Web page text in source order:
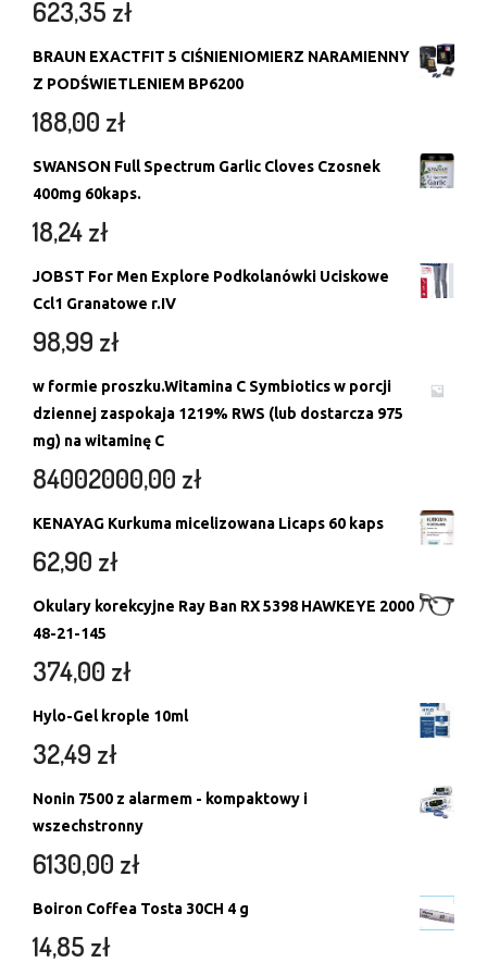
623,35 zł
BRAUN EXACTFIT 5 CIŚNIENIOMIERZ NARAMIENNY
Z PODŚWIETLENIEM BP6200
188,00 zł
SWANSON Full Spectrum Garlic Cloves Czosnek
400mg 60kaps.
18,24zł
JOBST For Men Explore Podkolanówki Uciskowe
Ccl1 Granatowe r.IV
98,99 zł
w formie proszku.Witamina C Symbiotics w porcji
dziennej zaspokaja 1219% RWS (lub dostarcza 975
mg) na witaminę C
84002000,00 zł
KENAYAG Kurkuma micelizowana Licaps 60 kaps
62,90 zł
Okulary korekcyjne Ray Ban RX 5398 HAWKEYE 2000
48-21-145
374,00 zł
Hylo-Gel krople 10ml
32,49 zł
Nonin 7500 z alarmem - kompaktowy i
wszechstronny
6130,00 zł
Boiron Coffea Tosta 30CH 4 g
14,85 zł